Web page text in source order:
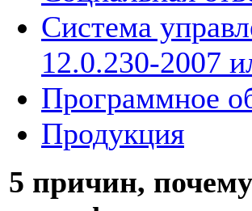
Система
12.0.230-2007
Программное
Продукция
5 причин,